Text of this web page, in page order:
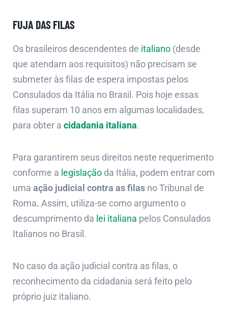
FUJA DAS FILAS
Os brasileiros descendentes de italiano (desde
que atendam aos requisitos) não precisam se
submeter às filas de espera impostas pelos
Consulados da Itália no Brasil. Pois hoje essas
filas superam 10 anos em algumas localidades,
para obter a cidadania italiana.
Para garantirem seus direitos neste requerimento
conforme a legislação da Itália, podem entrar com
uma ação judicial contra as filas no Tribunal de
Roma. Assim, utiliza-se como argumento o
descumprimento da lei italiana pelos Consulados
Italianos no Brasil.
No caso da ação judicial contra as filas, o
reconhecimento da cidadania será feito pelo
próprio juiz italiano.